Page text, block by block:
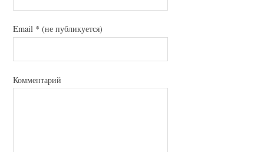
Email * (не публикуется)
Комментарий